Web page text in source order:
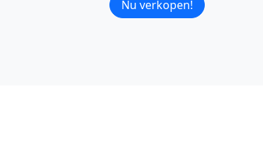
Nu verkopen!